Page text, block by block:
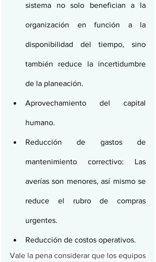
sistema no solo benefician a la
organización en función a la
disponibilidad del tiempo, sino
también reduce la incertidumbre
de la planeación.
Aprovechamiento del capital
humano.
Reducción de gastos de
mantenimiento correctivo: Las
averías son menores, así mismo se
reduce el rubro de compras
urgentes.
Reducción de costos operativos.
Vale la pena considerar que los equipos